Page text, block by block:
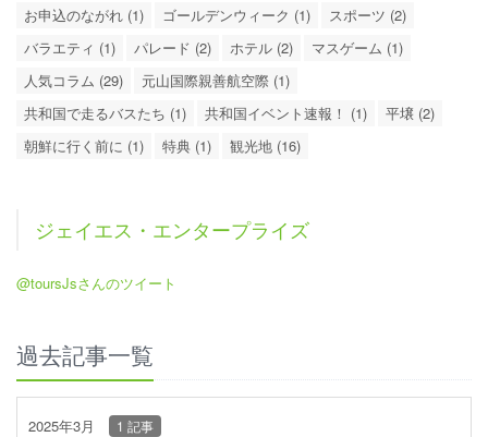
お申込のながれ (1)
ゴールデンウィーク (1)
スポーツ (2)
バラエティ (1)
パレード (2) ホテル (2)
マスゲーム (1)
人気コラム (29)
元山国際親善航空際 (1)
共和国で走るバスたち (1)
共和国イベント速報！ (1)
平壌 (2)
朝鮮に行く前に (1)
特典 (1) 観光地 (16)
ジェイエス・エンタープライズ
@toursJsさんのツイート
過去記事一覧
2025年3月 1 記事